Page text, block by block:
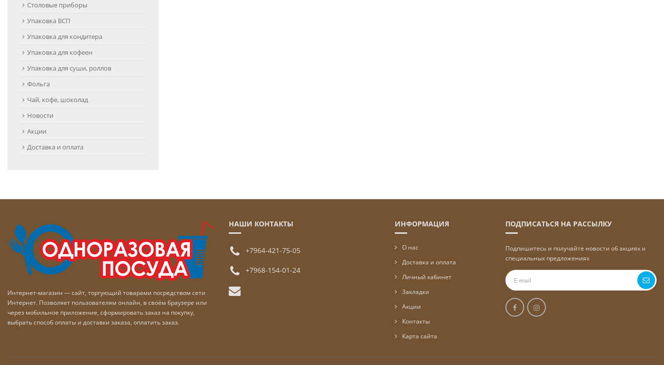
Столовые приборы
Упаковка ВСП
Упаковка для кондитера
Упаковка для кофеен
Упаковка для суши, роллов
Фольга
Чай, кофе, шоколад
Новости
Акции
Доставка и оплата
Интернет-магазин — сайт, торгующий товарами посредством сети
Интернет. Позволяет пользователям онлайн, в своём браузере или
через мобильное приложение, сформировать заказ на покупку,
выбрать способ оплаты и доставки заказа, оплатить заказ.
НАШИ КОНТАКТЫ
+7964-421-75-05
+7968-154-01-24
ИНФОРМАЦИЯ
О нас
Доставка и оплата
Личный кабинет
Закладки
Акции
Контакты
Карта сайта
ПОДПИСАТЬСЯ НА РАССЫЛКУ
Подпишитесь и получайте новости об акциях и
специальных предложениях